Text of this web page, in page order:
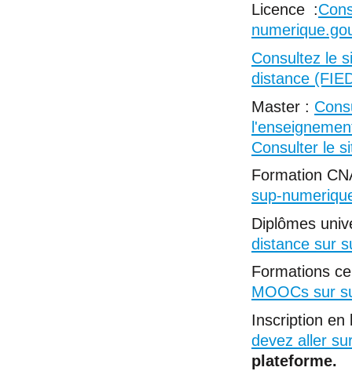
Licence :
Consultez le
distance
Master :
Consulter le
Formation
sup-
Diplômes
distance sur
Formations
MOOCs sur
Inscription
devez aller
plateforme.